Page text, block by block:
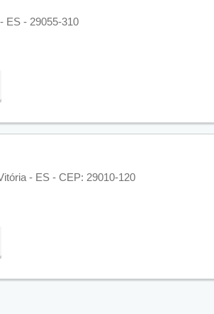
ES - 29055-310
- ES - CEP: 29010-120